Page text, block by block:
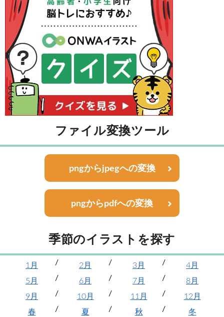
ファイル変換ツール
pngからjpegへの変換
pngからpdfへの変換
季節のイラストを探す
1月 2月 3月
4月
5月
6月 7月
8月
9月
10月 11月
12月
春
夏 秋 冬